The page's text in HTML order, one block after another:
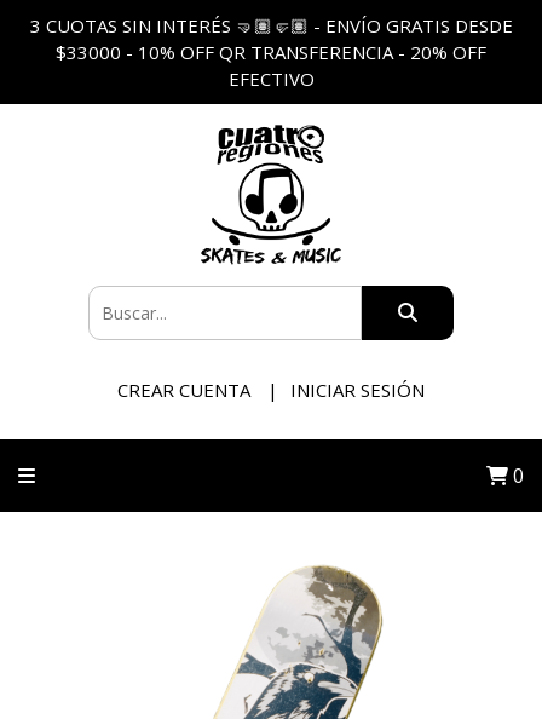
3 CUOTAS SIN INTERÉS 🤜🏽🤛🏽 - ENVÍO GRATIS DESDE
$33000 - 10% OFF QR TRANSFERENCIA - 20% OFF
EFECTIVO
CREAR CUENTA INICIAR SESIÓN
0